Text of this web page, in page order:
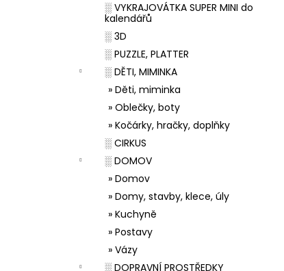
░ VYKRAJOVÁTKA SUPER MINI do
kalendářů
░ 3D
░ PUZZLE, PLATTER
░ DĚTI, MIMINKA
» Děti, miminka
» Oblečky, boty
» Kočárky, hračky, doplňky
░ CIRKUS
░ DOMOV
» Domov
» Domy, stavby, klece, úly
» Kuchyně
» Postavy
» Vázy
░ DOPRAVNÍ PROSTŘEDKY